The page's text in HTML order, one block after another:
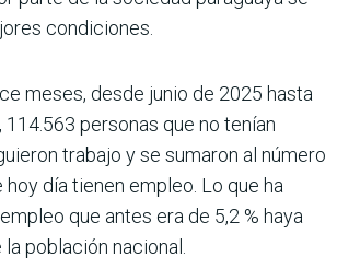
condiciones.
meses, desde junio de 2025 hasta
114.563 per­sonas que no tenían
trabajo y se sumaron al número
día tienen empleo. Lo que ha
que antes era de 5,2 % haya
pobla­ción nacional.